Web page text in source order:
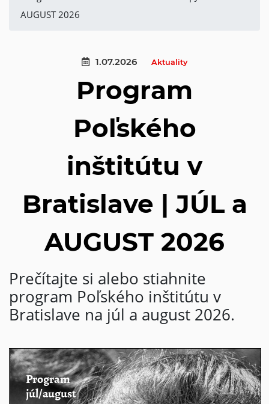
AUGUST 2026
1.07.2026 Aktuality
Program
Poľského
inštitútu v
Bratislave | JÚL a
AUGUST 2026
Prečítajte si alebo stiahnite
program Poľského inštitútu v
Bratislave na júl a august 2026.